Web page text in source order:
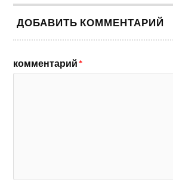
ДОБАВИТЬ КОММЕНТАРИЙ
комментарий*